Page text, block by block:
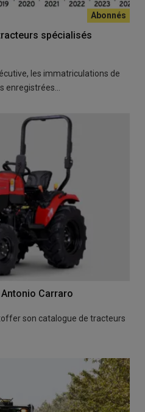
spécialisés
les immatriculations de
enregistrées…
Carraro
son catalogue de tracteurs